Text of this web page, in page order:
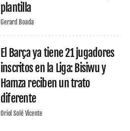
plantilla
Gerard Boada
El Barça ya tiene 21 jugadores
inscritos en la Liga: Bisiwu y
Hamza reciben un trato
diferente
Oriol Solé Vicente